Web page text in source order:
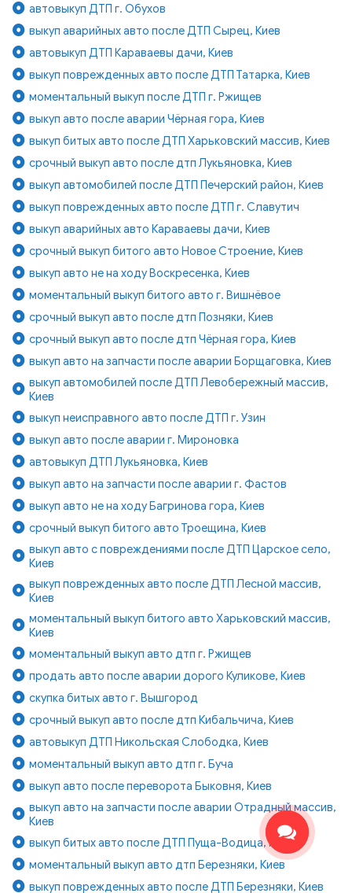
автовыкуп ДТП г. Обухов
выкуп аварийных авто после ДТП Сырец, Киев
автовыкуп ДТП Караваевы дачи, Киев
выкуп поврежденных авто после ДТП Татарка, Киев
моментальный выкуп после ДТП г. Ржищев
выкуп авто после аварии Чёрная гора, Киев
выкуп битых авто после ДТП Харьковский массив, Киев
срочный выкуп авто после дтп Лукьяновка, Киев
выкуп автомобилей после ДТП Печерский район, Киев
выкуп поврежденных авто после ДТП г. Славутич
выкуп аварийных авто Караваевы дачи, Киев
срочный выкуп битого авто Новое Строение, Киев
выкуп авто не на ходу Воскресенка, Киев
моментальный выкуп битого авто г. Вишнёвое
срочный выкуп авто после дтп Позняки, Киев
срочный выкуп авто после дтп Чёрная гора, Киев
выкуп авто на запчасти после аварии Борщаговка, Киев
выкуп автомобилей после ДТП Левобережный массив,
Киев
выкуп неисправного авто после ДТП г. Узин
выкуп авто после аварии г. Мироновка
автовыкуп ДТП Лукьяновка, Киев
выкуп авто на запчасти после аварии г. Фастов
выкуп авто не на ходу Багринова гора, Киев
срочный выкуп битого авто Троещина, Киев
выкуп авто с повреждениями после ДТП Царское село,
Киев
выкуп поврежденных авто после ДТП Лесной массив,
Киев
моментальный выкуп битого авто Харьковский массив,
Киев
моментальный выкуп авто дтп г. Ржищев
продать авто после аварии дорого Куликове, Киев
скупка битых авто г. Вышгород
срочный выкуп авто после дтп Кибальчича, Киев
автовыкуп ДТП Никольская Слободка, Киев
моментальный выкуп авто дтп г. Буча
выкуп авто после переворота Быковня, Киев
выкуп авто на запчасти после аварии Отрадный массив,
Киев
выкуп битых авто после ДТП Пуща-Водица, Киев
моментальный выкуп авто дтп Березняки, Киев
выкуп поврежденных авто после ДТП Березняки, Киев